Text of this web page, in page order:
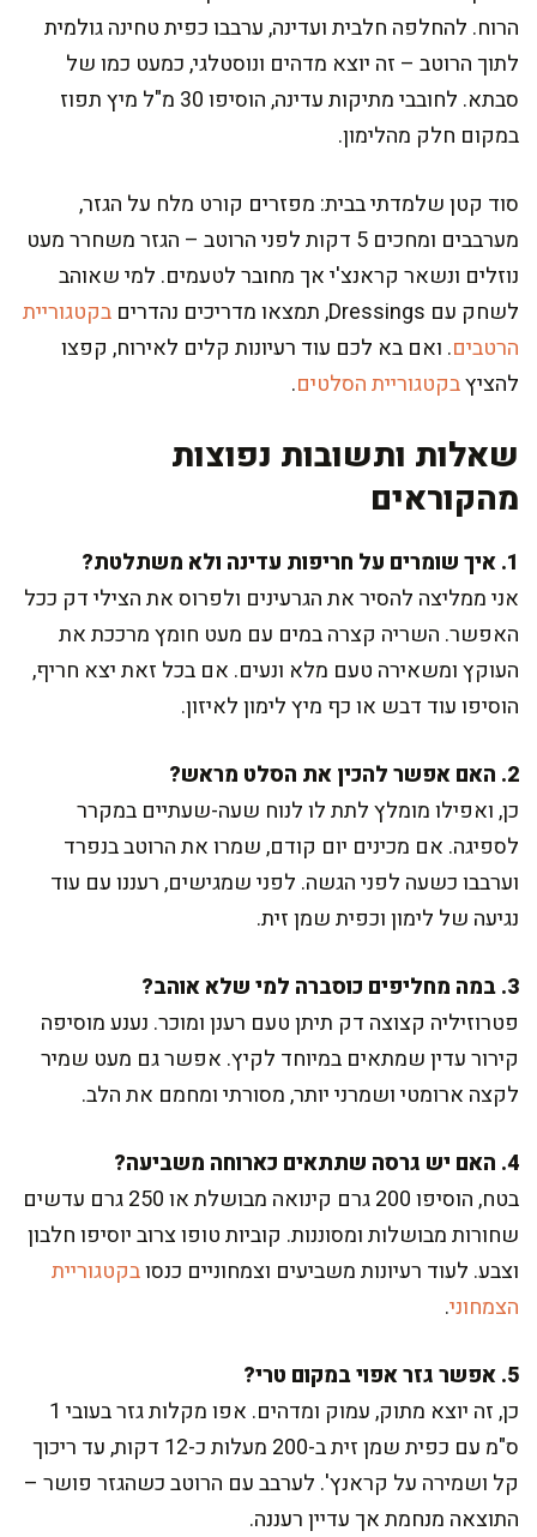
הרוח. להחלפה חלבית ועדינה, ערבבו כפית טחינה גולמית
לתוך הרוטב – זה יוצא מדהים ונוסטלגי, כמעט כמו של
סבתא. לחובבי מתיקות עדינה, הוסיפו 30 מ"ל מיץ תפוז
במקום חלק מהלימון.
סוד קטן שלמדתי בבית: מפזרים קורט מלח על הגזר,
מערבבים ומחכים 5 דקות לפני הרוטב – הגזר משחרר מעט
נוזלים ונשאר קראנצ'י אך מחובר לטעמים. למי שאוהב
לשחק עם Dressings, תמצאו מדריכים נהדרים
בקטגוריית
הרטבים. ואם בא לכם עוד רעיונות קלים לאירוח, קפצו
להציץבקטגוריית הסלטים.
שאלות ותשובות נפוצות
מהקוראים
1. איך שומרים על חריפות עדינה ולא משתלטת?
אני ממליצה להסיר את הגרעינים ולפרוס את הצילי דק ככל
האפשר. השריה קצרה במים עם מעט חומץ מרככת את
העוקץ ומשאירה טעם מלא ונעים. אם בכל זאת יצא חריף,
הוסיפו עוד דבש או כף מיץ לימון לאיזון.
2. האם אפשר להכין את הסלט מראש?
כן, ואפילו מומלץ לתת לו לנוח שעה-שעתיים במקרר
לספיגה. אם מכינים יום קודם, שמרו את הרוטב בנפרד
וערבבו כשעה לפני הגשה. לפני שמגישים, רעננו עם עוד
נגיעה של לימון וכפית שמן זית.
3. במה מחליפים כוסברה למי שלא אוהב?
פטרוזיליה קצוצה דק תיתן טעם רענן ומוכר. נענע מוסיפה
קירור עדין שמתאים במיוחד לקיץ. אפשר גם מעט שמיר
לקצה ארומטי ושמרני יותר, מסורתי ומחמם את הלב.
4. האם יש גרסה שתתאים כארוחה משביעה?
בטח, הוסיפו 200 גרם קינואה מבושלת או 250 גרם עדשים
שחורות מבושלות ומסוננות. קוביות טופו צרוב יוסיפו חלבון
וצבע. לעוד רעיונות משביעים וצמחוניים כנסובקטגוריית
הצמחוני.
5. אפשר גזר אפוי במקום טרי?
כן, זה יוצא מתוק, עמוק ומדהים. אפו מקלות גזר בעובי 1
ס"מ עם כפית שמן זית ב-200 מעלות כ-12 דקות, עד ריכוך
קל ושמירה על קראנץ'. לערבב עם הרוטב כשהגזר פושר –
התוצאה מנחמת אך עדיין רעננה.